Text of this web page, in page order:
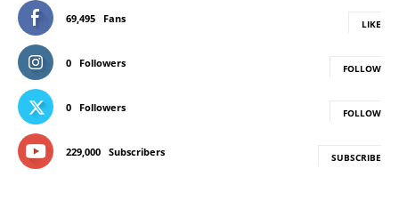
69,495 Fans LIKE
0 Followers FOLLOW
0 Followers FOLLOW
229,000 Subscribers SUBSCRIBE